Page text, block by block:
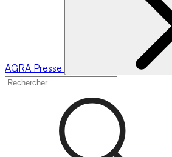
AGRA Presse